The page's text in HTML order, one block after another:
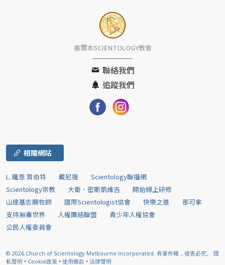
墨爾本SCIENTOLOGY教會
聯絡我們
追蹤我們
相關網站
L. 羅恩 賀伯特 戴尼提
Scientology聯播網
Scientology宗教
大衛．密斯凱維吉
開始線上研修
山達基志願牧師
國際Scientologist協會 快樂之道
那可拿
支持無毒世界
人權團結聯盟
青少年人權協會
公民人權委員會
© 2026 Church of Scientology Melbourne Incorporated. 有著作權，侵害必究。 隱
私聲明 • Cookie政策 • 使用條款 • 法律聲明